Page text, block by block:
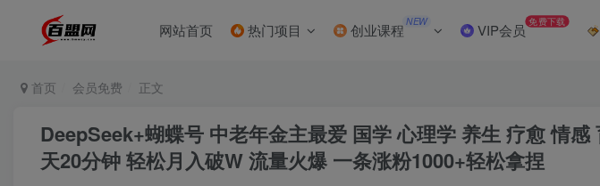
网站首页 热门项目 创业课程 NEW VIP会员 免费下载
首页 会员免费 正文
DeepSeek+蝴蝶号 中老年金主最爱 国学 心理学 养生 疗愈 情
天20分钟 轻松月入破W 流量火爆 一条涨粉1000+轻松拿捏